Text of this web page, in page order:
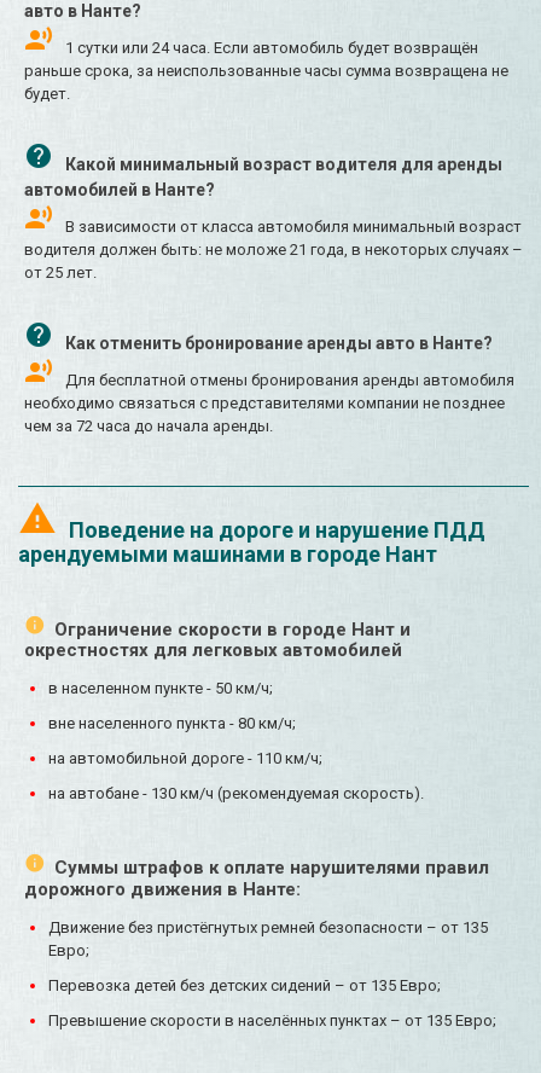
авто в Нанте?
1 сутки или 24 часа. Если автомобиль будет возвращён
раньше срока, за неиспользованные часы сумма возвращена не
будет.
Какой минимальный возраст водителя для аренды
автомобилей в Нанте?
В зависимости от класса автомобиля минимальный возраст
водителя должен быть: не моложе 21 года, в некоторых случаях –
от 25 лет.
Как отменить бронирование аренды авто в Нанте?
Для бесплатной отмены бронирования аренды автомобиля
необходимо связаться с представителями компании не позднее
чем за 72 часа до начала аренды.
Поведение на дороге и нарушение ПДД
арендуемыми машинами в городе Нант
Ограничение скорости в городе Нант и
окрестностях для легковых автомобилей
в населенном пункте - 50 км/ч;
вне населенного пункта - 80 км/ч;
на автомобильной дороге - 110 км/ч;
на автобане - 130 км/ч (рекомендуемая скорость).
Суммы штрафов к оплате нарушителями правил
дорожного движения в Нанте:
Движение без пристёгнутых ремней безопасности – от 135
Евро;
Перевозка детей без детских сидений – от 135 Евро;
Превышение скорости в населённых пунктах – от 135 Евро;